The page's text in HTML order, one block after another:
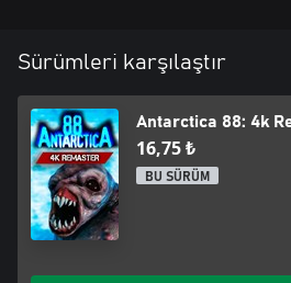
Sürümleri karşılaştır
Antarctica 88: 4k
16,75 ₺
BU SÜRÜM